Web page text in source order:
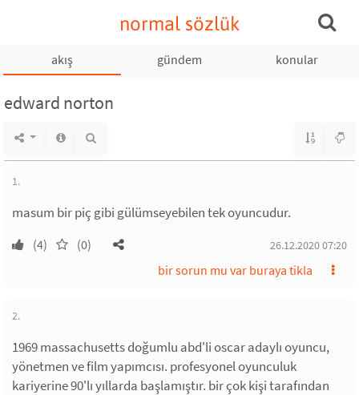
normal sözlük
akış gündem konular
edward norton
1.
masum bir piç gibi gülümseyebilen tek oyuncudur.
(4) (0) 26.12.2020 07:20
bir sorun mu var buraya tikla
2.
1969 massachusetts doğumlu abd'li oscar adaylı oyuncu,
yönetmen ve film yapımcısı. profesyonel oyunculuk
kariyerine 90'lı yıllarda başlamıştır. bir çok kişi tarafından